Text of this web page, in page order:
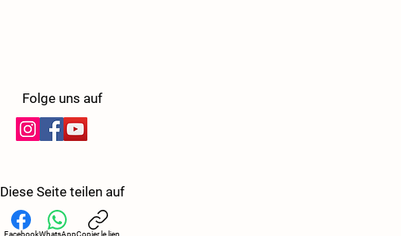
Folge uns auf
Diese Seite teilen auf
FacebookWhatsAppCopier le lien